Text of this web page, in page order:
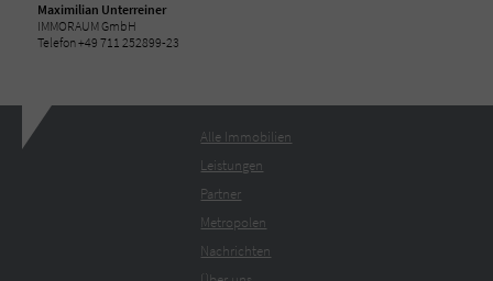
Maximilian Unterreiner
IMMORAUM GmbH
Telefon +49 711 252899-23
Alle Immobilien
Leistungen
Partner
Metropolen
Nachrichten